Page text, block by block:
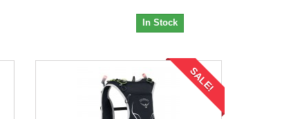
In Stock
SALE!